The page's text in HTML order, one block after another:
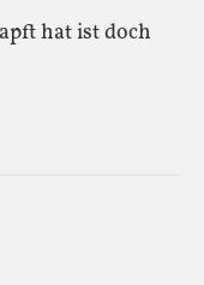
hat ist doch